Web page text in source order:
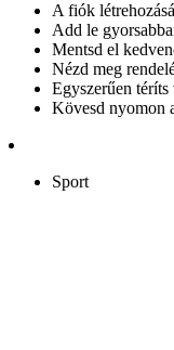
A fiók
Add le
Mentsd el
Nézd meg
Egyszerűen téríts
Kövesd nyomon
Sport